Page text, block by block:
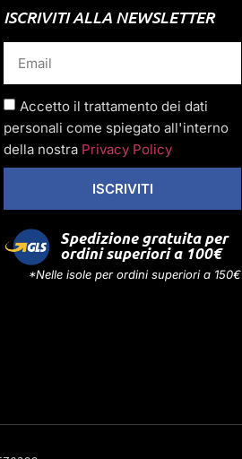
ISCRIVITI ALLA NEWSLETTER
Accetto il trattamento dei dati
personali come spiegato all'interno
della nostra Privacy Policy
ISCRIVITI
Spedizione gratuita per
ordini superiori a 100€
*Nelle isole per ordini superiori a 150€